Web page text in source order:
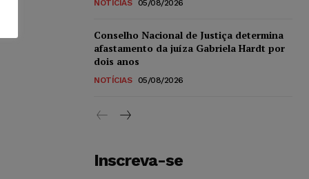
NOTÍCIAS 05/08/2026
Conselho Nacional de Justiça determina
afastamento da juíza Gabriela Hardt por
dois anos
NOTÍCIAS 05/08/2026
Inscreva-se